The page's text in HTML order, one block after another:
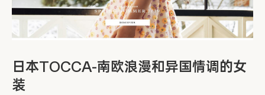
日本TOCCA-南欧浪漫和异国情调的女
装